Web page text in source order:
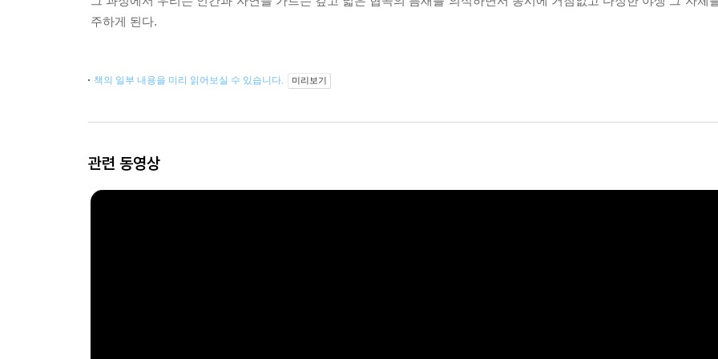
주하게 된다.
책의 일부 내용을 미리 읽어보실 수 있습니다. 미리보기
관련 동영상